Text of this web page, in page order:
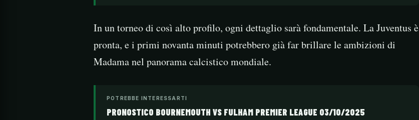
In un torneo di così alto profilo, ogni dettaglio sarà fondamentale. La Juventus è
pronta, e i primi novanta minuti potrebbero già far brillare le ambizioni di
Madama nel panorama calcistico mondiale.
POTREBBE INTERESSARTI
PRONOSTICO BOURNEMOUTH VS FULHAM PREMIER LEAGUE 03/10/2025